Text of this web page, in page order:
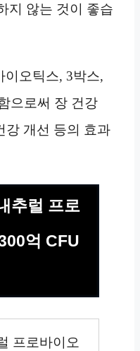
지 않는 것이 좋습
이오틱스, 3박스,
으로써 장 건강
강 개선 등의 효과
추럴 프로
억 CFU
프로바이오